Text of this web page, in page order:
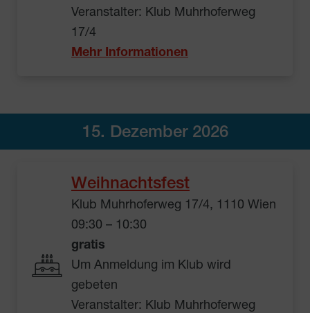
Veranstalter: Klub Muhrhoferweg
17/4
Mehr Informationen
15. Dezember 2026
Weihnachtsfest
Klub Muhrhoferweg 17/4, 1110 Wien
09:30 – 10:30
gratis
Um Anmeldung im Klub wird
gebeten
Veranstalter: Klub Muhrhoferweg